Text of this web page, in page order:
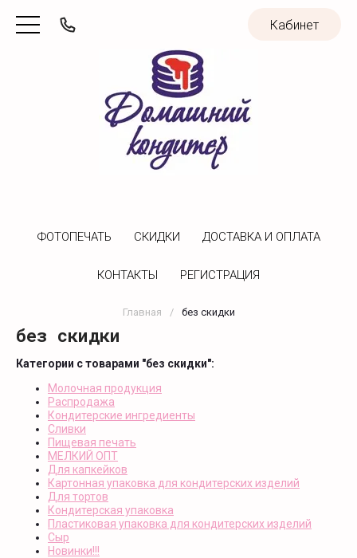
Кабинет
ФОТОПЕЧАТЬ CКИДКИ ДОСТАВКА И ОПЛАТА
КОНТАКТЫ РЕГИСТРАЦИЯ
Главная / без скидки
без скидки
Категории с товарами "без скидки":
Молочная продукция
Распродажа
Кондитерские ингредиенты
Сливки
Пищевая печать
МЕЛКИЙ ОПТ
Для капкейков
Картонная упаковка для кондитерских изделий
Для тортов
Кондитерская упаковка
Пластиковая упаковка для кондитерских изделий
Сыр
Новинки!!!